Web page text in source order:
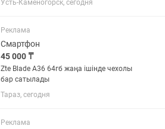
среднее специальное образование.
Усть-Каменогорск, сегодня
Реклама
Смартфон
45 000 ₸
Zte Blade A36 64гб жаңа ішінде чехолы
бар сатылады
Тараз, сегодня
Реклама